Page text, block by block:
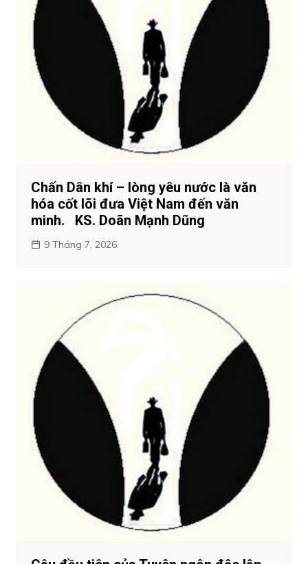
Chấn Dân khí – lòng yêu nước là văn
hóa cốt lõi đưa Việt Nam đến văn
minh. KS. Doãn Mạnh Dũng
9 Tháng 7, 2026